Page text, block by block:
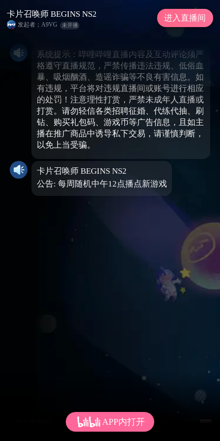
系统提示：哔哩哔哩直播内容及互动评论须严
格遵守直播规范，严禁传播违法违规、低俗血
暴、吸烟酗酒、造谣诈骗等不良有害信息。如
有违规，平台将对违规直播间或账号进行相应
的处罚！注意理性打赏，严禁未成年人直播或
打赏。请勿轻信各类招聘征婚、代练代抽、刷
钻、购买礼包码、游戏币等广告信息，且如主
播在推广商品中诱导私下交易，请谨慎判断，
以免上当受骗。
卡片召唤师 BEGINS NS2
公告: 每周随机中午12点播点新游戏
卡片召唤师 BEGINS NS2
发起者；A9VG 未开播
进入直播间
APP内打开